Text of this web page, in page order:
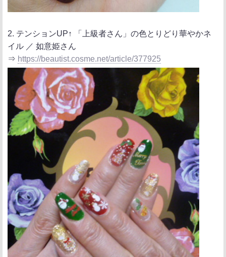
2. テンションUP↑ 「上級者さん」の色とりどり華やかネ
イル ／ 如意姫さん
⇒ https://beautist.cosme.net/article/377925